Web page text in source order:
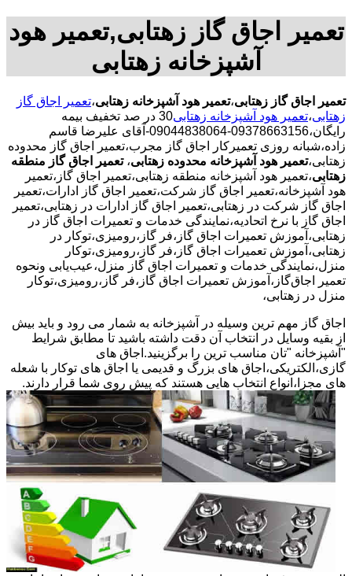
تعمیر اجاق گاز زهتابی,تعمیر هود
آشپزخانه زهتابی
تعمیر اجاق گاز زهتابی،تعمیر هود آشپزخانه زهتابی،تعمیر اجاق گاز
زهتابی،تعمیر هود آشپزخانه زهتابی
30 در صد تخفیف بیمه
رایگان،09378663156-09044838064-آقای علیرضا قاسم
زاده،شبانه روزی تعمیرکار اجاق گاز مجرب،تعمیر اجاق گاز محدوده
زهتابی،تعمیر هود آشپزخانه محدوده زهتابی، تعمیر اجاق گاز منطقه
زهتابی،تعمیر هود آشپزخانه منطقه زهتابی،تعمیر اجاق گاز،تعمیر
هود آشپزخانه،تعمیر اجاق گاز شرکت،تعمیر اجاق گاز ادارات،تعمیر
اجاق گاز شرکت در زهتابی،تعمیر اجاق گاز ادارات در زهتابی،تعمیر
اجاق گاز با نرخ اتحادیه،نمایندگی خدمات و تعمیرات اجاق گاز در
زهتابی،آموزش تعمیرات اجاق گاز،فر گاز،رومیزی،توکار در
زهتابی،آموزش تعمیرات اجاق گاز،فر گاز،رومیزی،توکار
منزل،نمایندگی خدمات و تعمیرات اجاق گاز منزل،عیب‌یابی ونحوه
تعمیر اجاق‌گاز،آموزش تعمیرات اجاق گاز،فر گاز،رومیزی،توکار
منزل در زهتابی،
اجاق گاز مهم ترین وسیله در آشپزخانه به شمار می رود و باید بیش
از بقیه وسایل در انتخاب آن دقت داشته باشید تا مطابق شرایط
"آشپزخانه "تان مناسب ترین را برگزینید.اجاق های
گازی،الکتریکی،اجاق های بزرگ و قدیمی یا اجاق های توکار با شعله
های مجزا،انواع انتخاب هایی هستند که پیش روی شما قرار دارند.